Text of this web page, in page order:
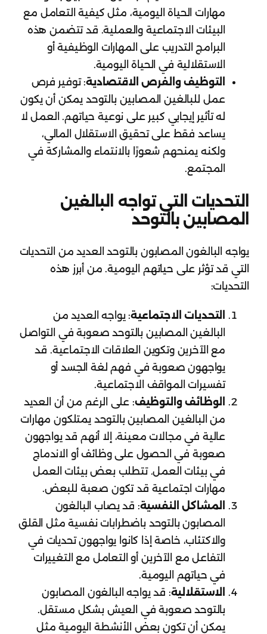
مهارات الحياة اليومية، مثل كيفية التعامل مع
البيئات الاجتماعية والعملية. قد تتضمن هذه
البرامج التدريب على المهارات الوظيفية أو
الاستقلالية في الحياة اليومية.
التوظيف والفرص الاقتصادية: توفير فرص
عمل للبالغين المصابين بالتوحد يمكن أن يكون
له تأثير إيجابي كبير على نوعية حياتهم. العمل لا
يساعد فقط على تحقيق الاستقلال المالي،
ولكنه يمنحهم شعورًا بالانتماء والمشاركة في
المجتمع.
التحديات التي تواجه البالغين
المصابين بالتوحد
يواجه البالغون المصابون بالتوحد العديد من التحديات
التي قد تؤثر على حياتهم اليومية. من أبرز هذه
التحديات:
التحديات الاجتماعية: يواجه العديد من
البالغين المصابين بالتوحد صعوبة في التواصل
مع الآخرين وتكوين العلاقات الاجتماعية. قد
يواجهون صعوبة في فهم لغة الجسد أو
تفسيرات المواقف الاجتماعية.
الوظائف والتوظيف: على الرغم من أن العديد
من البالغين المصابين بالتوحد يمتلكون مهارات
عالية في مجالات معينة، إلا أنهم قد يواجهون
صعوبة في الحصول على وظائف أو الاندماج
في بيئات العمل. تتطلب بعض بيئات العمل
مهارات اجتماعية قد تكون صعبة للبعض.
المشاكل النفسية: قد يصاب البالغون
المصابون بالتوحد باضطرابات نفسية مثل القلق
والاكتئاب، خاصة إذا كانوا يواجهون تحديات في
التفاعل مع الآخرين أو التعامل مع التغييرات
في حياتهم اليومية.
الاستقلالية: قد يواجه البالغون المصابون
بالتوحد صعوبة في العيش بشكل مستقل.
يمكن أن تكون بعض الأنشطة اليومية مثل